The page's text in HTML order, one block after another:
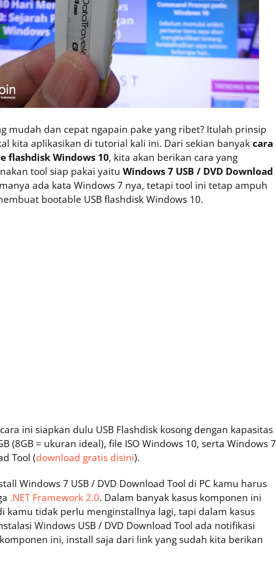
mudah dan cepat ngapain pake yang ribet? Itulah prinsip
kita aplikasikan di tutorial kali ini. Dari sekian banyakcara
flashdisk Windows 10, kita akan berikan cara yang
tool siap pakai yaitu Windows 7 USB / DVD Download
ada kata Windows 7 nya, tetapi tool ini tetap ampuh
bootable USB flashdisk Windows 10.
ini siapkan dulu USB Flashdisk kosong dengan kapasitas
(8GB = ukuran ideal), file ISO Windows 10, serta Windows 7
Tool (download gratis disini).
Windows 7 USB / DVD Download Tool di PC kamu harus
.NET Framework 2.0. Dalam banyak kasus komponen ini
kamu tidak perlu menginstallnya lagi, tapi dalam kasus
Windows USB / DVD Download Tool ada notifikasi
ini, install saja dari link yang sudah kita berikan